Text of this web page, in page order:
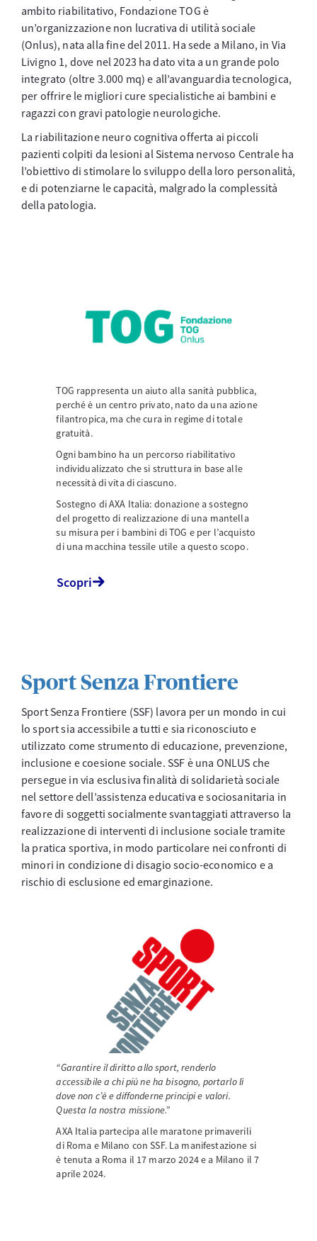
ambito riabilitativo, Fondazione TOG è
un’organizzazione non lucrativa di utilità sociale
(Onlus), nata alla fine del 2011. Ha sede a Milano, in Via
Livigno 1, dove nel 2023 ha dato vita a un grande polo
integrato (oltre 3.000 mq) e all’avanguardia tecnologica,
per offrire le migliori cure specialistiche ai bambini e
ragazzi con gravi patologie neurologiche.
La riabilitazione neuro cognitiva offerta ai piccoli
pazienti colpiti da lesioni al Sistema nervoso Centrale ha
l’obiettivo di stimolare lo sviluppo della loro personalità,
e di potenziarne le capacità, malgrado la complessità
della patologia.
TOG rappresenta un aiuto alla sanità pubblica,
perché è un centro privato, nato da una azione
filantropica, ma che cura in regime di totale
gratuità.
Ogni bambino ha un percorso riabilitativo
individualizzato che si struttura in base alle
necessità di vita di ciascuno.
Sostegno di AXA Italia: donazione a sostegno
del progetto di realizzazione di una mantella
su misura per i bambini di TOG e per l’acquisto
di una macchina tessile utile a questo scopo.
Scopri
Sport Senza Frontiere
Sport Senza Frontiere (SSF) lavora per un mondo in cui
lo sport sia accessibile a tutti e sia riconosciuto e
utilizzato come strumento di educazione, prevenzione,
inclusione e coesione sociale. SSF è una ONLUS che
persegue in via esclusiva finalità di solidarietà sociale
nel settore dell’assistenza educativa e sociosanitaria in
favore di soggetti socialmente svantaggiati attraverso la
realizzazione di interventi di inclusione sociale tramite
la pratica sportiva, in modo particolare nei confronti di
minori in condizione di disagio socio-economico e a
rischio di esclusione ed emarginazione.
“Garantire il diritto allo sport, renderlo
accessibile a chi più ne ha bisogno, portarlo lì
dove non c’è e diffonderne principi e valori.
Questa la nostra missione.”
AXA Italia partecipa alle maratone primaverili
di Roma e Milano con SSF. La manifestazione si
è tenuta a Roma il 17 marzo 2024 e a Milano il 7
aprile 2024.